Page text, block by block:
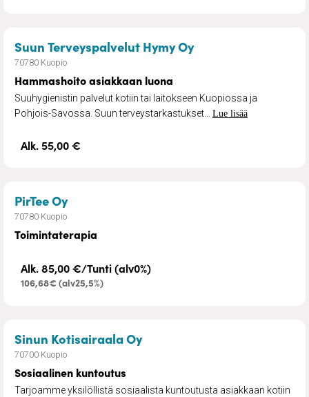
Suun Terveyspalvelut Hymy Oy– Hammashoito
70780 Kuopio
Hammashoito asiakkaan luona
Suuhygienistin palvelut kotiin tai laitokseen Kuopiossa ja
Pohjois-Savossa. Suun terveystarkastukset... Lue lisää
Alk. 55,00 €
PirTee Oy– Toimintaterapia
70780 Kuopio
Toimintaterapia
Alk. 85,00 €/Tunti (alv0%)
106,68€ (alv25,5%)
Sinun Kotisairaala Oy– Sosiaalinen kuntoutus
70700 Kuopio
Sosiaalinen kuntoutus
Tarjoamme yksilöllistä sosiaalista kuntoutusta asiakkaan kotiin